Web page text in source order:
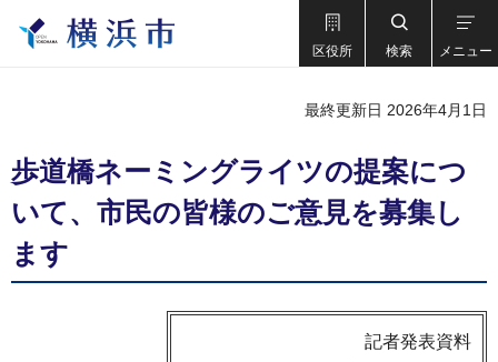
区役所 検索 メニュー
最終更新日 2026年4月1日
歩道橋ネーミングライツの提案につ
いて、市民の皆様のご意見を募集し
ます
記者発表資料